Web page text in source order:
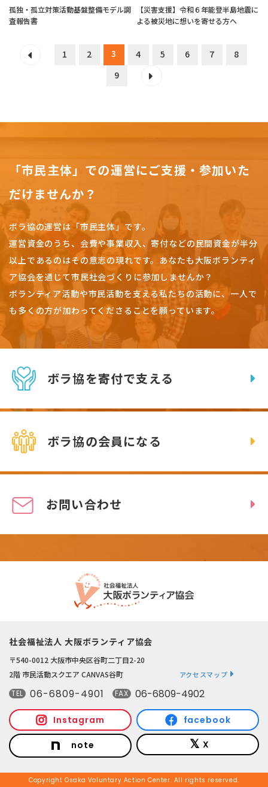
孤独・孤立対策活動基盤整備モデル調
査報告書
【災害支援】令和６年能登半島地震に
よる被災地に想いを寄せる方へ
1 2 3 4 5 6 7
8
9
「市民主体」での運営にご支援・参加いた
だけませんか？
ボラ協の運営は「市民主体」です。
運営資金のうち、会費や事業収入、寄付などの民間資金が半分
以上であるのはその意志の現れです。 あなたも大阪ボランティ
ア協会を通じて市民社会づくりに参加しませんか？
ボランティア活動や市民活動を支える私たちの活動に、一人で
も多くの方が加わってくださることを願っています。
ボラ協を寄付で支える
ボラ協の会員になる
お問い合わせ
社会福祉法人 大阪ボランティア協会
〒540-0012 大阪市中央区谷町二丁目2-20
2階 市民活動スクエア CANVAS谷町
アクセスマップ
TEL 06-6809-4901 FAX 06-6809-4902
Instagram facebook
note X
Copyright Osaka Voluntary Action Center. All rights reserved.